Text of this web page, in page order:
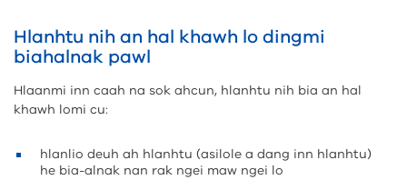
Hlanhtu nih an hal khawh lo dingmi
biahalnak pawl
Hlaanmi inn caah na sok ahcun, hlanhtu nih bia an hal
khawh lomi cu:
hlanlio deuh ah hlanhtu (asilole a dang inn hlanhtu)
he bia-alnak nan rak ngei maw ngei lo